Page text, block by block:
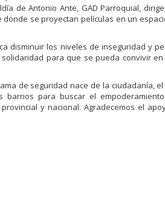
de Antonio Ante, GAD Parroquial,
donde se proyectan películas en un
disminuir los niveles de inseguridad y
para que se pueda convivir
de seguridad nace de la ciudadanía,
para buscar el
y nacional. Agradecemos el